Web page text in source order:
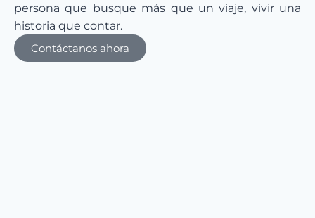
persona que busque más que un viaje, vivir una
historia que contar.
Contáctanos ahora